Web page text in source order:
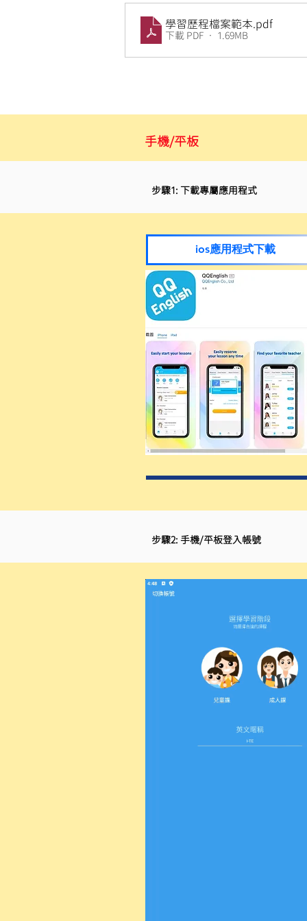
學習歷程檔案範本.pdf
下載 PDF • 1.69MB
手機/平板
步驟1: 下載專屬應用程式
ios應用程式下載
步驟2: 手機/平板登入帳號